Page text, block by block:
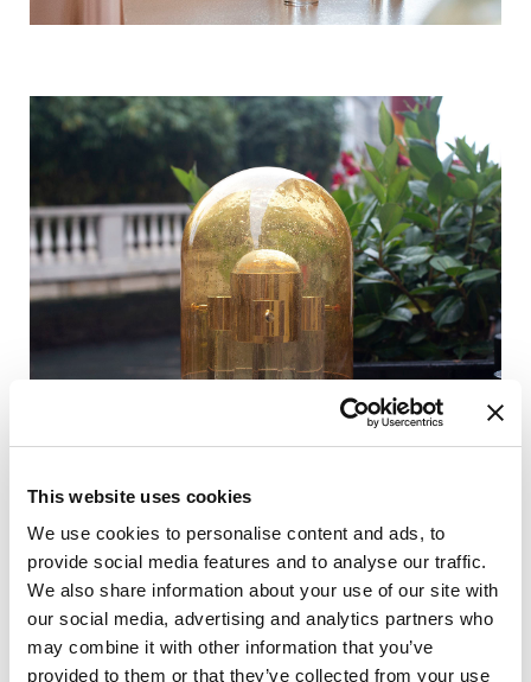
This website uses cookies
We use cookies to personalise content and ads, to
provide social media features and to analyse our traffic.
We also share information about your use of our site with
our social media, advertising and analytics partners who
may combine it with other information that you’ve
provided to them or that they’ve collected from your use
Tecnologia e
Artigianato si